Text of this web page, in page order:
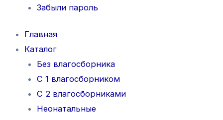
Забыли пароль
Главная
Каталог
Без влагосборника
С 1 влагосборником
С 2 влагосборниками
Неонатальные